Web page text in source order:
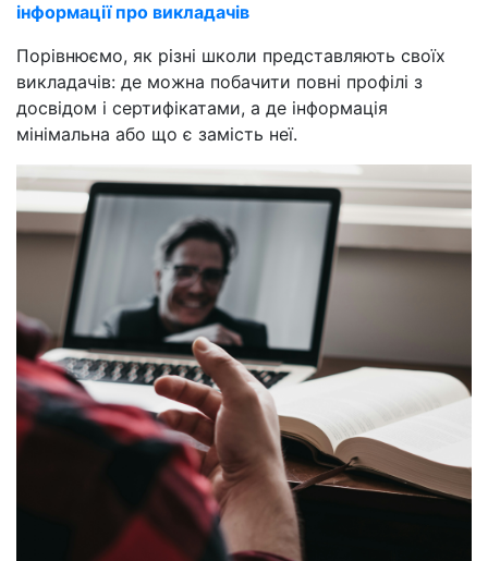
інформації про викладачів
Порівнюємо, як різні школи представляють своїх
викладачів: де можна побачити повні профілі з
досвідом і сертифікатами, а де інформація
мінімальна або що є замість неї.